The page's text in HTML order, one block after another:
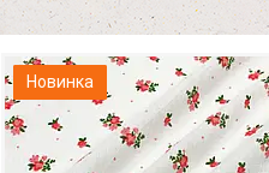
Новинка